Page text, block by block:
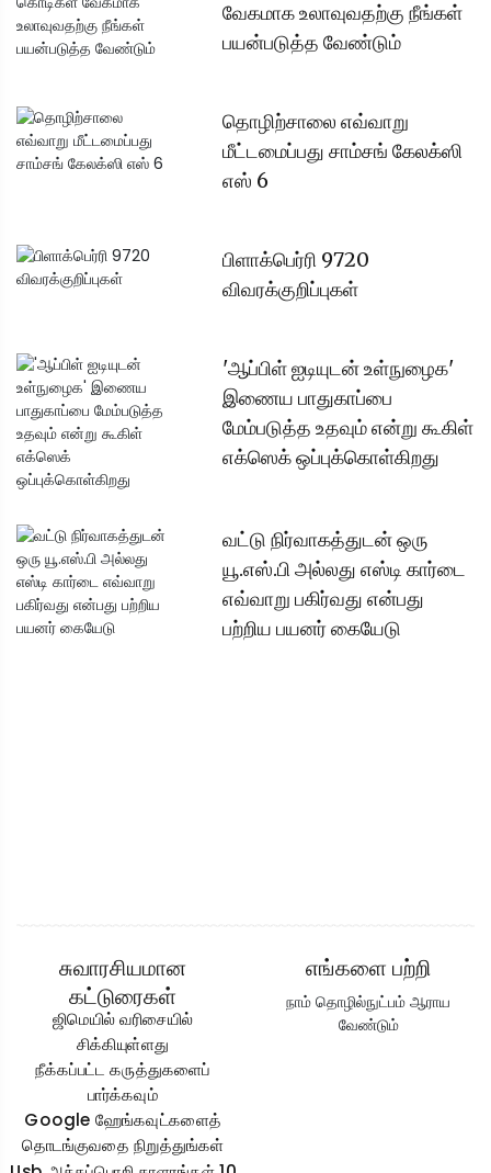
வேகமாக உலாவுவதற்கு நீங்கள்
பயன்படுத்த வேண்டும்
தொழிற்சாலை எவ்வாறு
மீட்டமைப்பது சாம்சங் கேலக்ஸி
எஸ் 6
பிளாக்பெர்ரி 9720
விவரக்குறிப்புகள்
'ஆப்பிள் ஐடியுடன் உள்நுழைக'
இணைய பாதுகாப்பை
மேம்படுத்த உதவும் என்று கூகிள்
எக்ஸெக் ஒப்புக்கொள்கிறது
வட்டு நிர்வாகத்துடன் ஒரு
யூ.எஸ்.பி அல்லது எஸ்டி கார்டை
எவ்வாறு பகிர்வது என்பது
பற்றிய பயனர் கையேடு
சுவாரசியமான
கட்டுரைகள்
ஜிமெயில் வரிசையில்
சிக்கியுள்ளது
நீக்கப்பட்ட கருத்துகளைப்
பார்க்கவும்
Google ஹேங்கவுட்களைத்
தொடங்குவதை நிறுத்துங்கள்
எங்களை பற்றி
நாம் தொழில்நுட்பம் ஆராய
வேண்டும்